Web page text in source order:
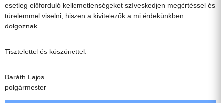
esetleg előforduló kellemetlenségeket szíveskedjen megértéssel és
türelemmel viselni, hiszen a kivitelezők a mi érdekünkben
dolgoznak.
Tisztelettel és köszönettel:
Baráth Lajos
polgármester